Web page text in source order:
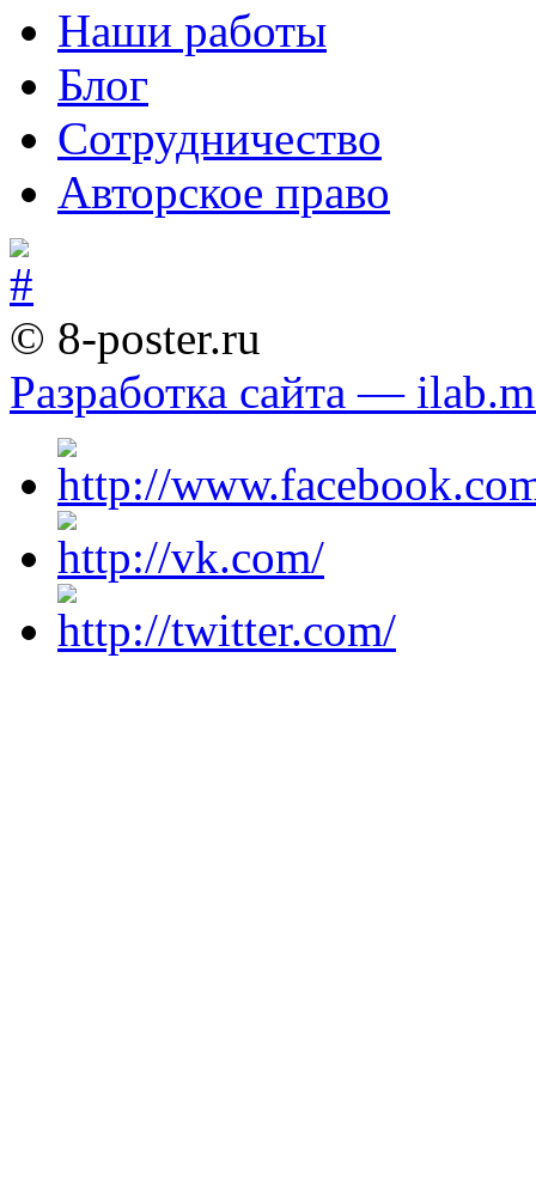
Наши работы
Блог
Сотрудничество
Авторское право
© 8-poster.ru
Разработка сайта —